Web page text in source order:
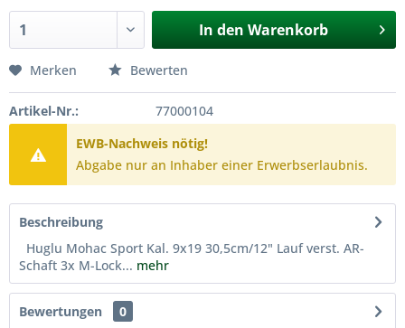
In den Warenkorb
Merken Bewerten
Artikel-Nr.:
77000104
EWB-Nachweis nötig!
Abgabe nur an Inhaber einer Erwerbserlaubnis.
Beschreibung
Huglu Mohac Sport Kal. 9x19 30,5cm/12" Lauf verst. AR-
Schaft 3x M-Lock... mehr
Bewertungen
0